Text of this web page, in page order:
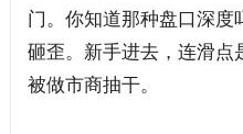
门。你知道那种盘口深
砸歪。新手进去，连滑
被做市商抽干。